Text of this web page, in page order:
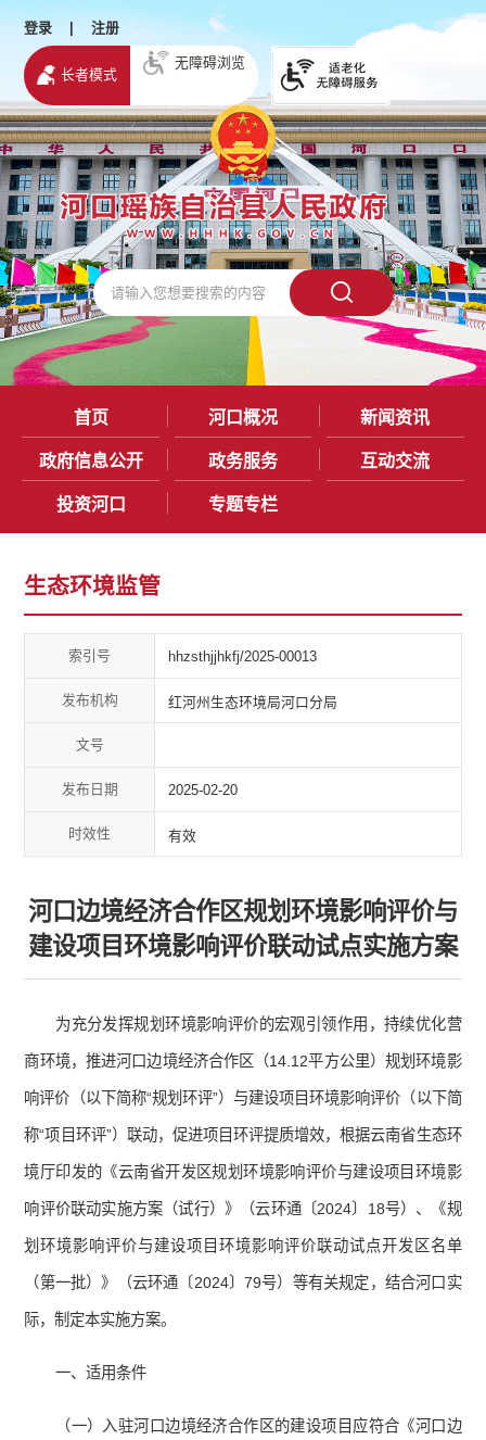
登录 | 注册
长者模式
无障碍浏览
首页 河口概况 新闻资讯
政府信息公开 政务服务 互动交流
投资河口 专题专栏
生态环境监管
索引号 hhzsthjjhkfj/2025-00013
发布机构 红河州生态环境局河口分局
文号
发布日期 2025-02-20
时效性 有效
河口边境经济合作区规划环境影响评价与
建设项目环境影响评价联动试点实施方案
为充分发挥规划环境影响评价的宏观引领作用，持续优化营
商环境，推进河口边境经济合作区（14.12平方公里）规划环境影
响评价（以下简称“规划环评”）与建设项目环境影响评价（以下简
称“项目环评”）联动，促进项目环评提质增效，根据云南省生态环
境厅印发的《云南省开发区规划环境影响评价与建设项目环境影
响评价联动实施方案（试行）》（云环通〔2024〕18号）、《规
划环境影响评价与建设项目环境影响评价联动试点开发区名单
（第一批）》（云环通〔2024〕79号）等有关规定，结合河口实
际，制定本实施方案。
一、适用条件
（一）入驻河口边境经济合作区的建设项目应符合《河口边